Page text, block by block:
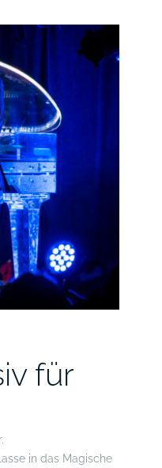
für
in das Magische